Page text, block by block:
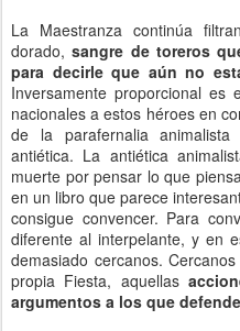
La Maestranza continúa
dorado, sangre de toreros
para decirle que aún no
Inversamente proporcional es
nacionales a estos héroes en
de la parafernalia
antiética. La antiética
muerte por pensar lo que
en un libro que parece
consigue convencer. Para
diferente al interpelante, y en
demasiado cercanos.
propia Fiesta, aquellas
argumentos a los que